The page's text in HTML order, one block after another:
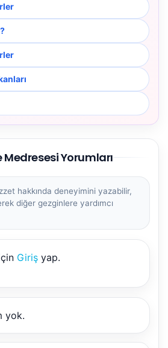
Medresesi Yorumları
hakkında deneyimini yazabilir,
diğer gezginlere yardımcı
Giriş yap.
yok.